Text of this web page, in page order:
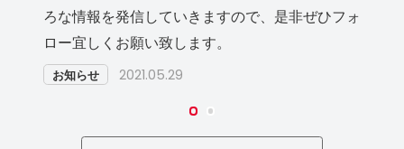
ろな情報を発信していきますので、是非ぜひフォ
ロー宜しくお願い致します。
お知らせ 2021.05.29